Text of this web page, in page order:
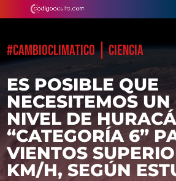
#CAMBIOCLIMATICO|CIENCIA
ES POSIBLE QUE
NECESITEMOS
NIVEL DE
“CATEGORÍA 6”
VIENTOS
KM/H, SEGÚN